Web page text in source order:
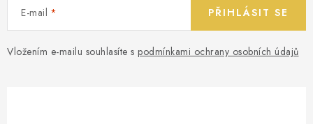
E-mail
Vložením e-mailu souhlasíte s podmínkami ochrany osobních údajů
PŘIHLÁSIT SE